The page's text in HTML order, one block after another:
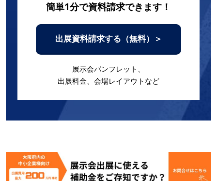
簡単1分で資料請求できます！
出展資料請求する（無料）＞
展示会パンフレット、
出展料金、会場レイアウトなど